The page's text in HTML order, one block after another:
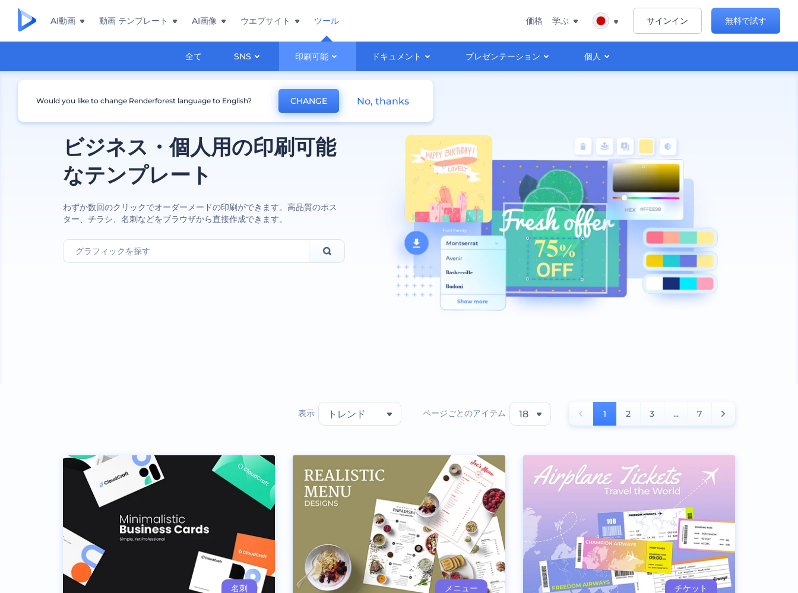
AI動画 動画 テンプレート AI画像 ウエブサイト ツール
全て SNS 印刷可能 ドキュメント プレゼンテーション 個人
価格 学ぶ サインイン 無料で試す
ビジネス・個人用の印刷可能
なテンプレート
わずか数回のクリックでオーダーメードの印刷ができます。高品質のポス
ター、チラシ、名刺などをブラウザから直接作成できます。
表示 トレンド ページごとのアイテム 18 1 2 3 ... 7
Would you like to change Renderforest language to English? CHANGE No, thanks